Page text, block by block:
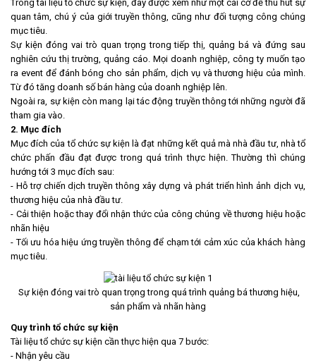
Trong tài liệu tổ chức sự kiện, đây được xem như một cái cớ để thu hút sự
quan tâm, chú ý của giới truyền thông, cũng như đối tượng công chúng
mục tiêu.
Sự kiện đóng vai trò quan trọng trong tiếp thị, quảng bá và đứng sau
nghiên cứu thị trường, quảng cáo. Mọi doanh nghiệp, công ty muốn tạo
ra event để đánh bóng cho sản phẩm, dịch vụ và thương hiệu của mình.
Từ đó tăng doanh số bán hàng của doanh nghiệp lên.
Ngoài ra, sự kiện còn mang lại tác động truyền thông tới những người đã
tham gia vào.
2. Mục đích
Mục đích của tổ chức sự kiện là đạt những kết quả mà nhà đầu tư, nhà tổ
chức phấn đầu đạt được trong quá trình thực hiện. Thường thì chúng
hướng tới 3 mục đích sau:
- Hỗ trợ chiến dịch truyền thông xây dựng và phát triển hình ảnh dịch vụ,
thương hiệu của nhà đầu tư.
- Cải thiện hoặc thay đổi nhận thức của công chúng về thương hiệu hoặc
nhãn hiệu
- Tối ưu hóa hiệu ứng truyền thông để chạm tới cảm xúc của khách hàng
mục tiêu.
Sự kiện đóng vai trò quan trọng trong quá trình quảng bá thương hiệu,
sản phẩm và nhãn hàng
Quy trình tổ chức sự kiện
Tài liệu tổ chức sự kiện cần thực hiện qua 7 bước:
- Nhận yêu cầu